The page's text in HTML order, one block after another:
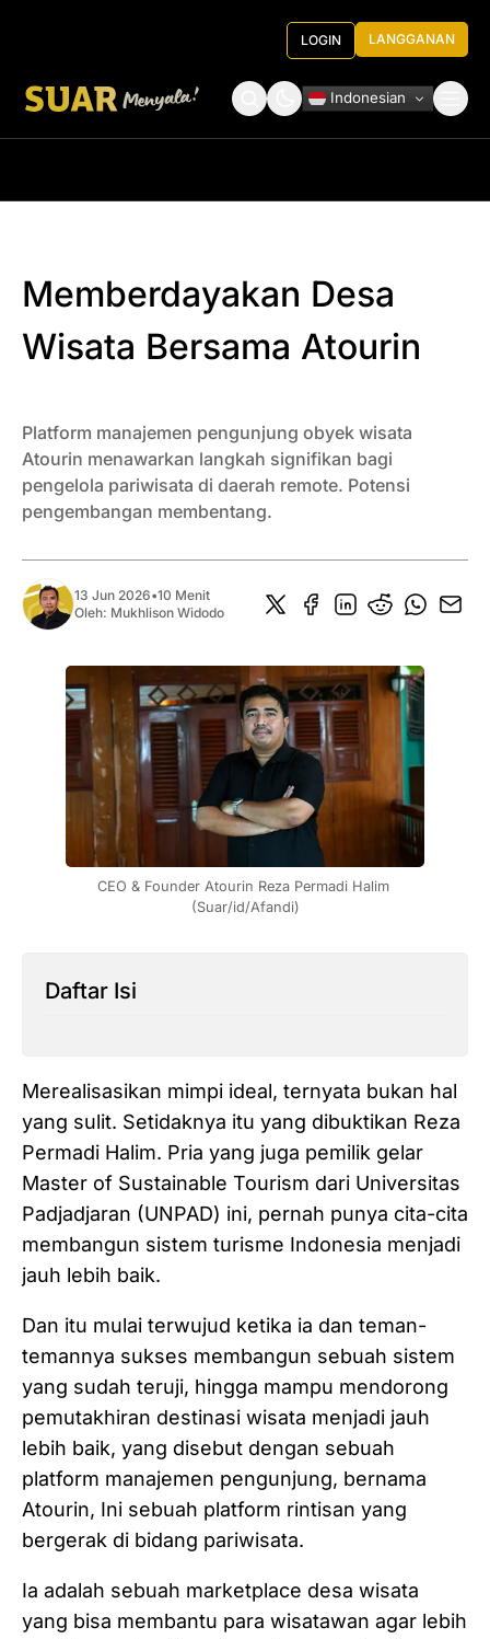
LOGIN LANGGANAN
Indonesian
Memberdayakan Desa
Wisata Bersama Atourin
Platform manajemen pengunjung obyek wisata
Atourin menawarkan langkah signifikan bagi
pengelola pariwisata di daerah remote. Potensi
pengembangan membentang.
13 Jun 2026•10 Menit
Oleh: Mukhlison Widodo
CEO & Founder Atourin Reza Permadi Halim
(Suar/id/Afandi)
Daftar Isi
Merealisasikan mimpi ideal, ternyata bukan hal
yang sulit. Setidaknya itu yang dibuktikan Reza
Permadi Halim. Pria yang juga pemilik gelar
Master of Sustainable Tourism dari Universitas
Padjadjaran (UNPAD) ini, pernah punya cita-cita
membangun sistem turisme Indonesia menjadi
jauh lebih baik.
Dan itu mulai terwujud ketika ia dan teman-
temannya sukses membangun sebuah sistem
yang sudah teruji, hingga mampu mendorong
pemutakhiran destinasi wisata menjadi jauh
lebih baik, yang disebut dengan sebuah
platform manajemen pengunjung, bernama
Atourin, Ini sebuah platform rintisan yang
bergerak di bidang pariwisata.
Ia adalah sebuah marketplace desa wisata
yang bisa membantu para wisatawan agar lebih